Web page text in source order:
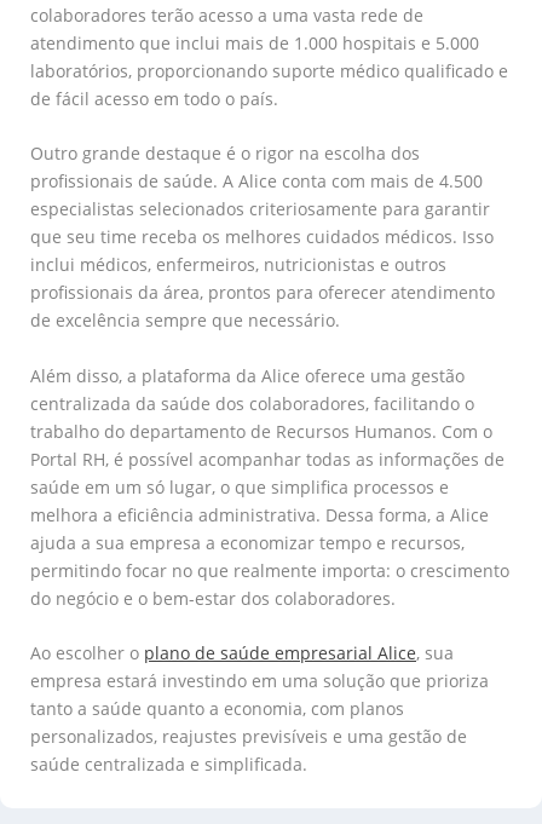
colaboradores terão acesso a uma vasta rede de
atendimento que inclui mais de 1.000 hospitais e 5.000
laboratórios, proporcionando suporte médico qualificado e
de fácil acesso em todo o país.
Outro grande destaque é o rigor na escolha dos
profissionais de saúde. A Alice conta com mais de 4.500
especialistas selecionados criteriosamente para garantir
que seu time receba os melhores cuidados médicos. Isso
inclui médicos, enfermeiros, nutricionistas e outros
profissionais da área, prontos para oferecer atendimento
de excelência sempre que necessário.
Além disso, a plataforma da Alice oferece uma gestão
centralizada da saúde dos colaboradores, facilitando o
trabalho do departamento de Recursos Humanos. Com o
Portal RH, é possível acompanhar todas as informações de
saúde em um só lugar, o que simplifica processos e
melhora a eficiência administrativa. Dessa forma, a Alice
ajuda a sua empresa a economizar tempo e recursos,
permitindo focar no que realmente importa: o crescimento
do negócio e o bem-estar dos colaboradores.
Ao escolher o plano de saúde empresarial Alice, sua
empresa estará investindo em uma solução que prioriza
tanto a saúde quanto a economia, com planos
personalizados, reajustes previsíveis e uma gestão de
saúde centralizada e simplificada.